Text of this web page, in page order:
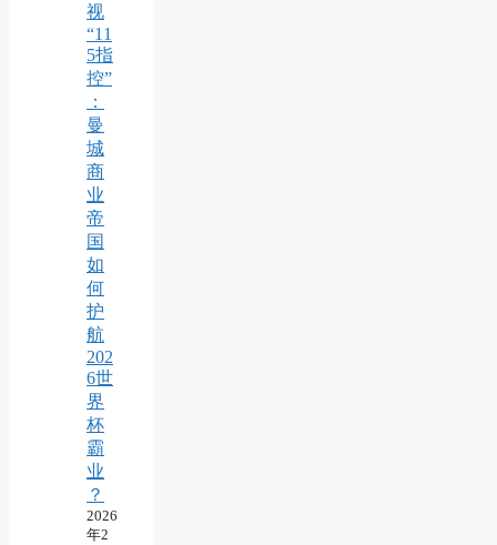
视
“11
5指
控”
：
曼
城
商
业
帝
国
如
何
护
航
202
6世
界
杯
霸
业
？
2026
年2